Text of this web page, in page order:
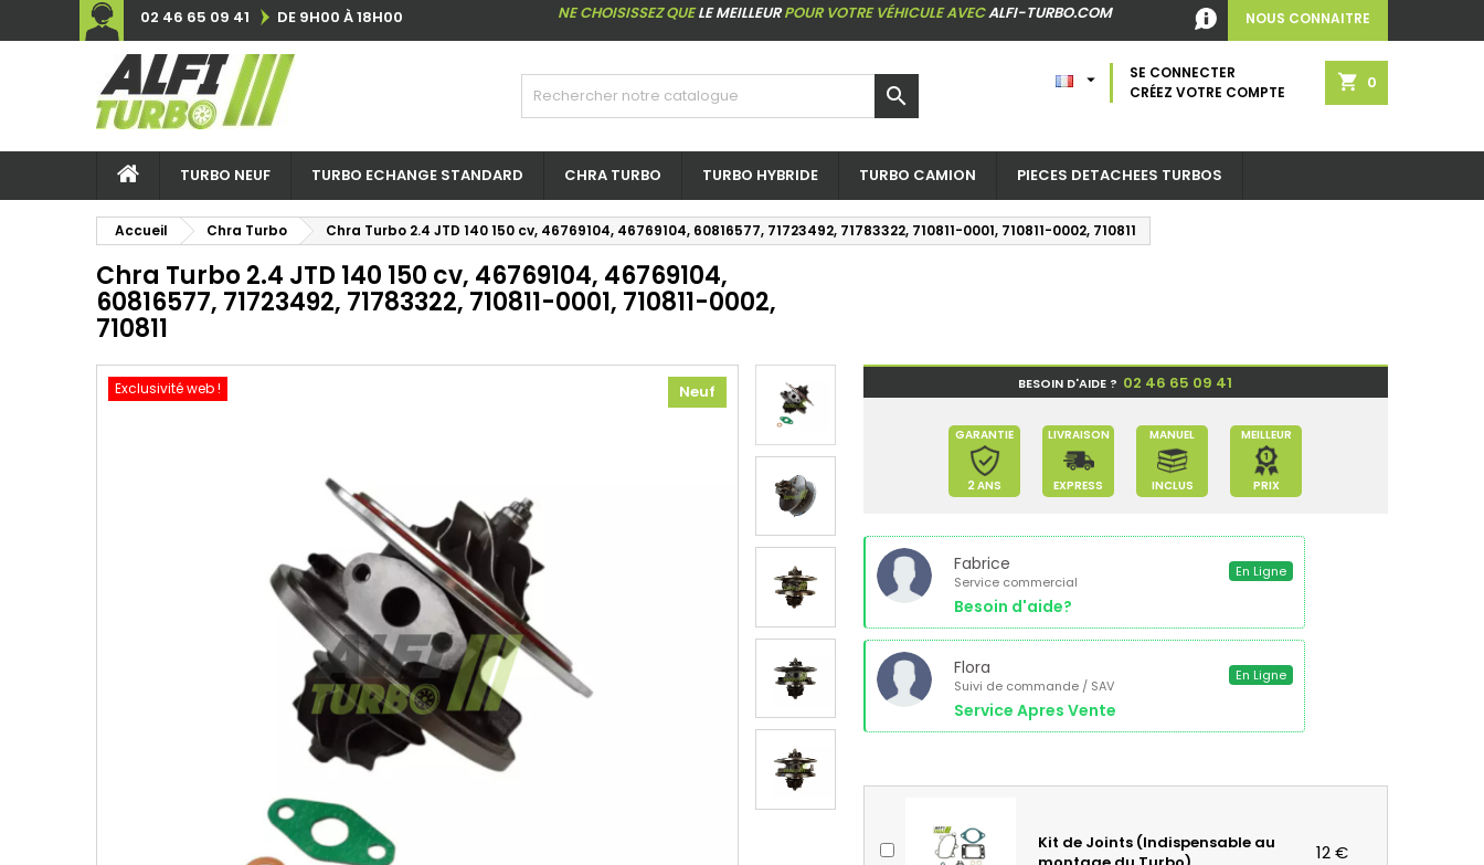
02 46 65 09 41 DE 9H00 À 18H00 NE CHOISISSEZ QUELE MEILLEURPOUR VOTRE VÉHICULE AVECALFI-TURBO.COM NOUS CONNAITRE
shopping_cart 0
SE CONNECTER
CRÉEZ VOTRE COMPTE


TURBO NEUF TURBO ECHANGE STANDARD CHRA TURBO TURBO HYBRIDE TURBO CAMION PIECES DETACHEES TURBOS
Accueil Chra Turbo Chra Turbo 2.4 JTD 140 150 cv, 46769104, 46769104, 60816577, 71723492, 71783322, 710811-0001, 710811-0002, 710811
Chra Turbo 2.4 JTD 140 150 cv, 46769104, 46769104,
60816577, 71723492, 71783322, 710811-0001, 710811-0002,
710811
Exclusivité web ! Neuf BESOIN D'AIDE ? 02 46 65 09 41
GARANTIE
2 ANS
LIVRAISON
EXPRESS
MANUEL
INCLUS
MEILLEUR
PRIX
Fabrice
Service commercial
Besoin d'aide?
En Ligne
Flora
Suivi de commande / SAV
Service Apres Vente
En Ligne
Kit de Joints (Indispensable au
12 €